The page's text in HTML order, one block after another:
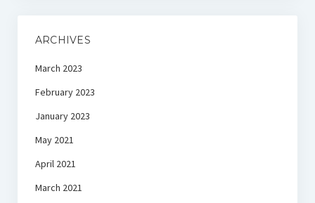
ARCHIVES
March 2023
February 2023
January 2023
May 2021
April 2021
March 2021